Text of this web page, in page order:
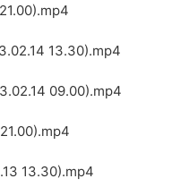
13.30).mp4
09.00).mp4
13.30).mp4